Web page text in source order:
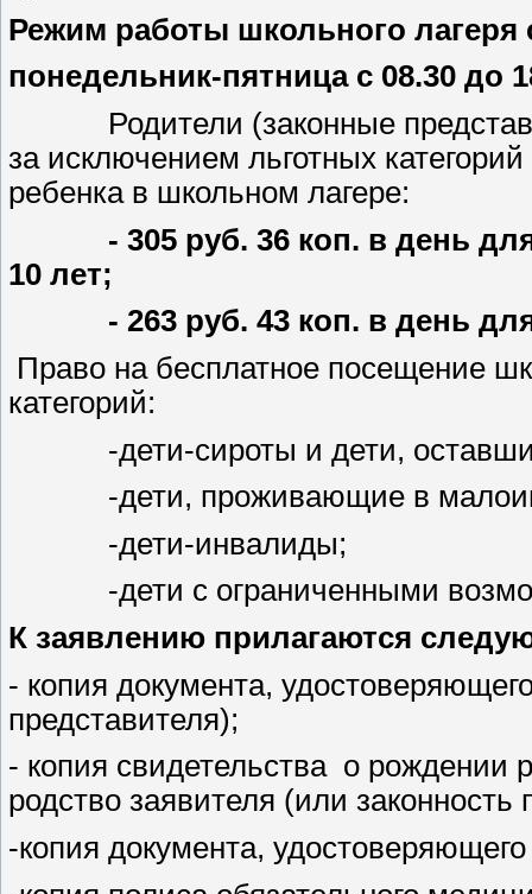
Режим работы школьного лагеря
понедельник-пятница с 08.30 до
Родители (законные
за исключением льготных
ребенка в школьном лагере:
- 305 руб. 36 коп. в день
10 лет;
- 263 руб. 43 коп. в день для
Право на бесплатное посещение
категорий:
-дети-сироты и дети,
-дети, проживающие в
-дети-инвалиды;
-дети с ограниченными
К заявлению прилагаются
- копия документа,
представителя);
- копия свидетельства о рождении
родство заявителя (или
-копия документа,